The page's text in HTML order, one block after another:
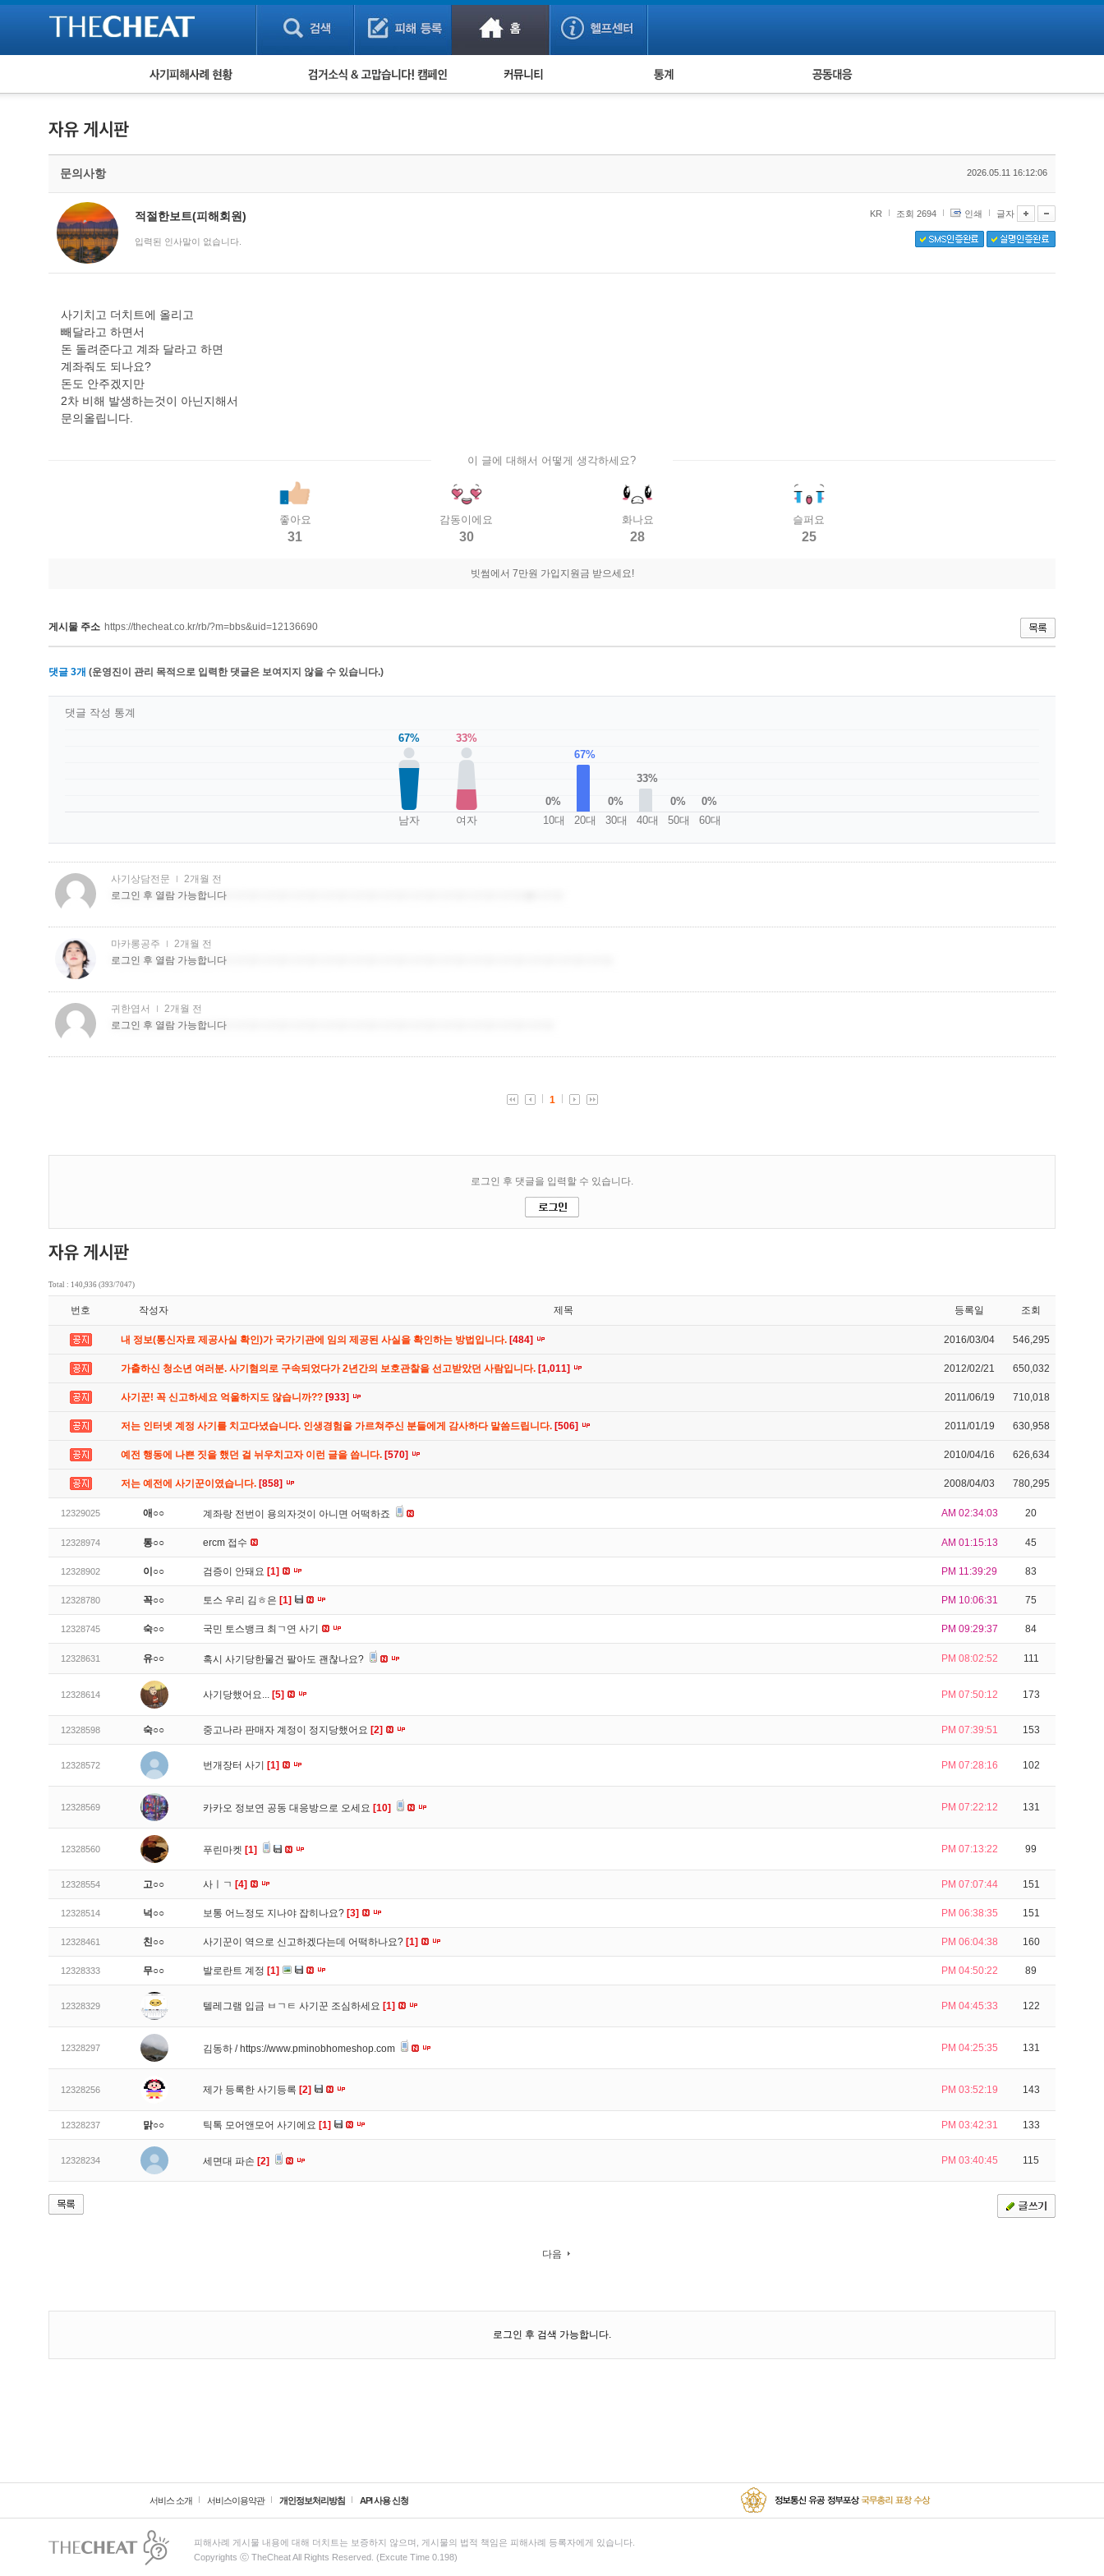
피해사례 현황
유해사이트 목록
비공개 피해사례
워킹홀리데이 피해사례
검거 소식 사기 예방했어요! 누적 피해사례 통계 피해자 공동대응
문의사항 2026.05.11 16:12:06
적절한보트(피해회원)
입력된 인사말이 없습니다.
KR 조회 2694 인쇄 글자
사기치고 더치트에 올리고
빼달라고 하면서
돈 돌려준다고 계좌 달라고 하면
계좌줘도 되나요?
돈도 안주겠지만
2차 비해 발생하는것이 아닌지해서
문의올립니다.
이 글에 대해서 어떻게 생각하세요?
좋아요
31
감동이에요
30
화나요
28
슬퍼요
25
빗썸에서 7만원 가입지원금 받으세요!
게시물 주소 https://thecheat.co.kr/rb/?m=bbs&uid=12136690
댓글 3개 (운영진이 관리 목적으로 입력한 댓글은 보여지지 않을 수 있습니다.)
67%
남자
33%
여자
0%
10대
67%
20대
0%
30대
33%
40대
0%
50대
0%
60대
댓글 작성 통계
Total : 140,936 (393/7047)
번호 작성자 제목 등록일 조회
내 정보(통신자료 제공사실 확인)가 국가기관에 임의 제공된 사실을 확인하는 방법입니다. [484] 2016/03/04 546,295
가출하신 청소년 여러분. 사기혐의로 구속되었다가 2년간의 보호관찰을 선고받았던 사람입니다. [1,011] 2012/02/21 650,032
사기꾼! 꼭 신고하세요 억울하지도 않습니까?? [933] 2011/06/19 710,018
저는 인터넷 계정 사기를 치고다녔습니다. 인생경험을 가르쳐주신 분들에게 감사하다 말씀드립니다. [506] 2011/01/19 630,958
예전 행동에 나쁜 짓을 했던 걸 뉘우치고자 이런 글을 씁니다. [570] 2010/04/16 626,634
저는 예전에 사기꾼이였습니다. [858] 2008/04/03 780,295
12329025 애○○ 계좌랑 전번이 용의자것이 아니면 어떡하죠 AM 02:34:03 20
12328974 통○○ ercm 접수 AM 01:15:13 45
12328902 이○○ 검증이 안돼요 [1] PM 11:39:29 83
12328780 꼭○○ 토스 우리 김ㅎ은 [1] PM 10:06:31 75
12328745 숙○○ 국민 토스뱅크 최ㄱ연 사기 PM 09:29:37 84
12328631 유○○ 혹시 사기당한물건 팔아도 괜찮나요? PM 08:02:52 111
12328614 사기당했어요... [5] PM 07:50:12 173
12328598 숙○○ 중고나라 판매자 계정이 정지당했어요 [2] PM 07:39:51 153
12328572 번개장터 사기 [1] PM 07:28:16 102
12328569 카카오 정보연 공동 대응방으로 오세요 [10] PM 07:22:12 131
12328560 푸린마켓 [1] PM 07:13:22 99
12328554 고○○ 사ㅣㄱ [4] PM 07:07:44 151
12328514 넉○○ 보통 어느정도 지나야 잡히나요? [3] PM 06:38:35 151
12328461 친○○ 사기꾼이 역으로 신고하겠다는데 어떡하나요? [1] PM 06:04:38 160
12328333 무○○ 발로란트 계정 [1] PM 04:50:22 89
12328329 텔레그램 입금 ㅂㄱㅌ 사기꾼 조심하세요 [1] PM 04:45:33 122
12328297 김동하 / https://www.pminobhomeshop.com PM 04:25:35 131
12328256 제가 등록한 사기등록 [2] PM 03:52:19 143
12328237 맑○○ 틱톡 모어앤모어 사기에요 [1] PM 03:42:31 133
12328234 세면대 파손 [2] PM 03:40:45 115
다음
로그인 후 검색 가능합니다.
서비스 소개 서비스이용약관 개인정보처리방침 API 사용 신청
피해사례 게시물 내용에 대해 더치트는 보증하지 않으며, 게시물의 법적 책임은 피해사례 등록자에게 있습니다.
Copyrights ⓒ TheCheat All Rights Reserved. (Excute Time 0.198)